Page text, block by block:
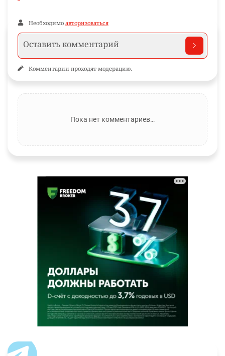
Необходимо авторизоваться
Комментарии проходят модерацию.
Пока нет комментариев…